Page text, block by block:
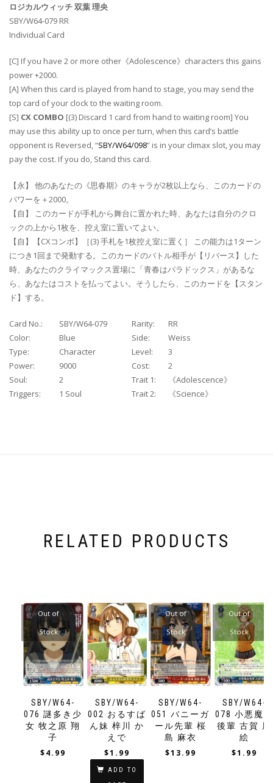
ロジカルウィッチ 双葉 理央
SBY/W64-079 RR
Individual Card
[C] If you have 2 or more other《Adolescence》characters this gains
power +2000.
[A] When this card is played from hand to stage, you may send the
top card of your clock to the waiting room.
[S] CX COMBO [(3) Discard 1 card from hand to waiting room] You
may use this ability up to once per turn, when this card’s battle
opponent is Reversed, “SBY/W64/098” is in your climax slot, you may
pay the cost. If you do, Stand this card.
【永】 他のあなたの《思春期》のキャラが2枚以上なら、このカードの
パワーを＋2000。
【自】 このカードが手札から舞台に置かれた時、あなたは自分のクロ
ックの上から1枚を、控え室に置いてよい。
【自】【CXコンボ】［(3) 手札を1枚控え室に置く］ この能力は1ターン
につき1回まで発動する。このカードのバトル相手が【リバース】した
時、あなたのクライマックス置場に「青春はパラドックス」があるな
ら、あなたはコストを払ってよい。そうしたら、このカードを【スタン
ド】する。
Card No.: SBY/W64-079 Rarity:
RR
Color:
Blue Side:
Weiss
Type:
Character Level:
3
Power:
9000 Cost:
2
Soul:
2 Trait 1:
《Adolescence》
Triggers:
1 Soul Trait 2: 《Science》
RELATED PRODUCTS
SBY/W64-
076 謎多き少
女 牧之原 翔
子
Out of
Stock
$4.99
SBY/W64-
002 おるすば
ん妹 梓川 か
えで
$1.99
ADD TO
SBY/W64-
051 バニーガ
ール先輩 桜
島 麻衣
Out of
Stock
$13.99
SBY/W64-
078 小悪魔な
後輩 古賀 朋
絵
Out of
Stock
$1.99